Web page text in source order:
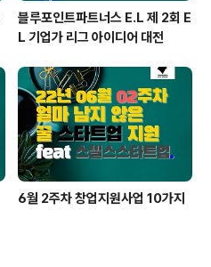
블루포인트파트너스 E.L 제 2회 E
L 기업가 리그 아이디어 대전
6월 2주차 창업지원사업 10가지